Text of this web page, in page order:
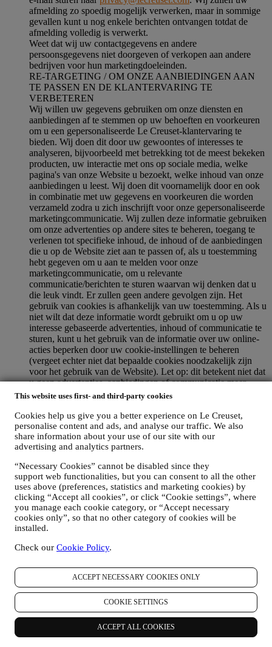
This website uses first- and third-party cookies
Cookies help us give you a better experience on Le Creuset,
personalise content and ads, and analyse our traffic. We also
share information about your use of our site with our
advertising and analytics partners.
“Necessary Cookies” cannot be disabled since they
support web functionalities, but you can consent to all the other
uses above (preferences, statistics and marketing cookies) by
clicking “Accept all cookies”, or click “Cookie settings”, where
you manage each cookie category, or “Accept necessary
cookies only”, so that no other category of cookies will be
installed.
Check our Cookie Policy.
ACCEPT NECESSARY COOKIES ONLY
COOKIE SETTINGS
ACCEPT ALL COOKIES
afmelding zo spoedig mogelijk verwerken, maar in sommige
gevallen kunt u nog enkele berichten ontvangen totdat de
afmelding volledig is verwerkt.
Weet dat wij uw contactgegevens en andere
persoonsgegevens niet doorgeven of verkopen aan andere
bedrijven voor hun marketingdoeleinden.
RE-TARGETING / OM ONZE AANBIEDINGEN AAN
TE PASSEN EN DE KLANTERVARING TE
VERBETEREN
Wij willen uw gegevens gebruiken om onze diensten en
aanbiedingen af te stemmen op uw behoeften en voorkeuren
om u een gepersonaliseerde Le Creuset-klantervaring te
bieden. Wij doen dit door uw gewoontes of interesses te
analyseren, bijvoorbeeld met betrekking tot de meest bekeken
producten, uw interactie met ons op sociale media, welke
pagina's van onze Website u bezoekt, welke inhoud van onze
aanbiedingen u leest. Wij doen dit voornamelijk door en ook
in combinatie met uw gegevens en voorkeuren die worden
verzameld zodra u zich inschrijft voor onze gepersonaliseerde
marketingcommunicatie. Wij zullen deze informatie gebruiken
om onze advertenties op andere sites te beheren, toegang te
verlenen tot specifieke inhoud, de inhoud of de aanbiedingen
die u op de Website ziet aan te passen of, als u toestemming
hebt gegeven om u aan te melden voor onze
marketingcommunicatie, om u relevante
communicatie/berichten te sturen waarvan wij denken dat u
die leuk vindt. Er zullen geen andere gevolgen zijn. Het
gebruik van cookies is afhankelijk van uw toestemming. Als u
niet wilt dat deze informatie wordt gebruikt om u op uw
interesse gebaseerde advertenties, inhoud of communicatie te
sturen, kunt u het gebruik van de informatie over uw online-
acties beperken door uw cookie-instellingen te beheren
(vergeet echter niet dat bepaalde cookies noodzakelijk zijn
voor het gebruik van de Website). Let op: dit betekent niet dat
u geen advertenties, aanbiedingen of communicatie meer
ontvangt. U blijft algemene advertenties, aanbiedingen of
cookies gebruiken en hoe u ze kunt verwijderen, raadpleegt u
onsCookiebeleid,
PRODUCT REVIEW
Als u een van onze producten hebt gekocht, kunnen wij u een
Wij zijn geïnteresseerd in productbeoordelingen van onze
klanten (als zij dergelijke informatie willen verstrekken) om
onze producten en diensten voortdurend te verbeteren. Aan
het einde van het aankoopproces kunnen wij u ook uitnodigen
om uw productbeoordeling te schrijven. De beoordeling is
niet verplicht, en u bent vrij om deze al dan niet in te dienen.
Sommige van onze fysieke winkels gebruiken WhatsApp for
ondersteuning te bieden en informatie over onze producten te
sturen. Dit kanaal is niet gericht op de verkoop van onze
producten. Er worden geen creditcardgegevens of andere
gevoelige informatie gevraagd via WhatsApp. U kunt meer te
weten komen over de voorwaarden en garanties van
WhatsApp voor de internationale overdracht van uw
gegevens op https://www.whatsapp.com/legal/privacy-policy-